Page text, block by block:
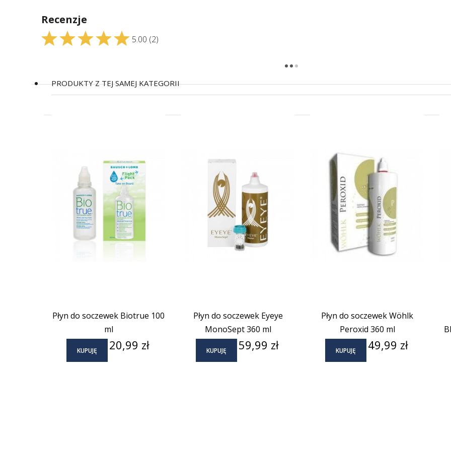
Recenzje
5.00 (2)
PRODUKTY Z TEJ SAMEJ KATEGORII
Płyn do soczewek Biotrue 100
ml
KUPUJĘ Cena
20,99 zł
Płyn do soczewek Eyeye
MonoSept 360 ml
KUPUJĘ Cena
59,99 zł
Płyn do soczewek Wöhlk
Peroxid 360 ml
KUPUJĘ Cena
49,99 zł